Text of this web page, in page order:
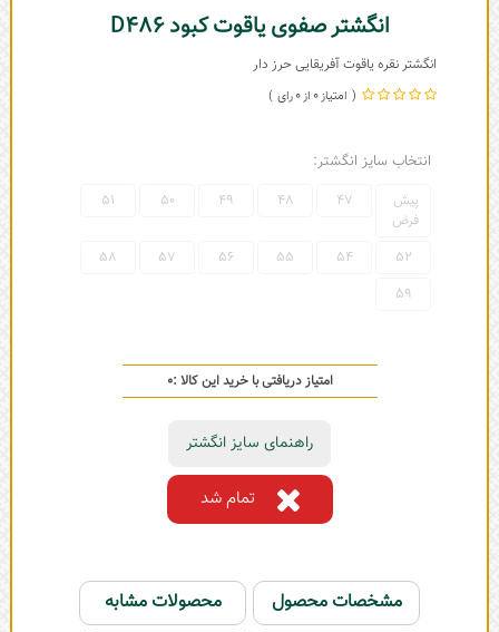
انگشتر صفوی یاقوت کبود D486
انگشتر نقره یاقوت آفریقایی حرز دار
0
0
انتخاب سایز انگشتر:
پیش
فرض
47
48
49
50
51
52
54
55
56
57
58
59
امتیاز دریافتی با خرید این کالا :0
راهنمای سایز انگشتر
تمام شد
مشخصات محصول
محصولات مشابه